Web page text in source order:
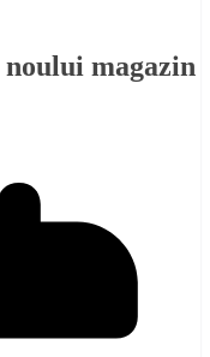
magazin